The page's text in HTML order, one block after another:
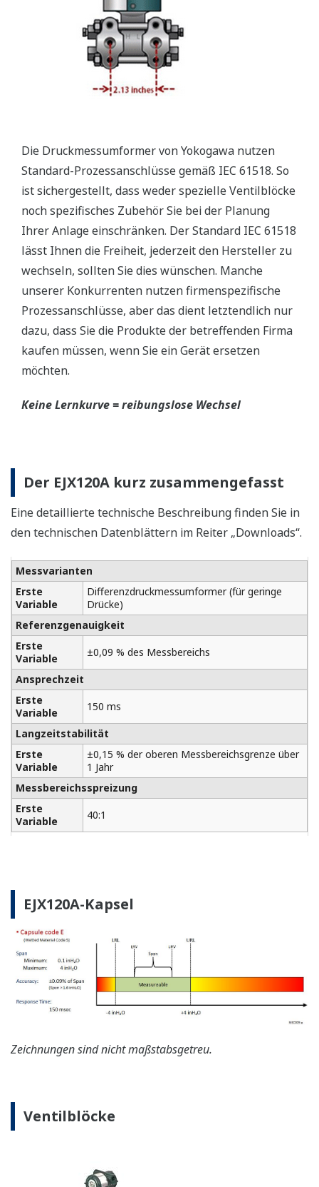
Die Druckmessumformer von Yokogawa nutzen
Standard-Prozessanschlüsse gemäß IEC 61518. So
ist sichergestellt, dass weder spezielle Ventilblöcke
noch spezifisches Zubehör Sie bei der Planung
Ihrer Anlage einschränken. Der Standard IEC 61518
lässt Ihnen die Freiheit, jederzeit den Hersteller zu
wechseln, sollten Sie dies wünschen. Manche
unserer Konkurrenten nutzen firmenspezifische
Prozessanschlüsse, aber das dient letztendlich nur
dazu, dass Sie die Produkte der betreffenden Firma
kaufen müssen, wenn Sie ein Gerät ersetzen
möchten.
Keine Lernkurve = reibungslose Wechsel
Der EJX120A kurz zusammengefasst
Eine detaillierte technische Beschreibung finden Sie in
den technischen Datenblättern im Reiter „Downloads“.
Messvarianten
Erste
Variable
Differenzdruckmessumformer (für geringe
Drücke)
Referenzgenauigkeit
Erste
Variable
±0,09 % des Messbereichs
Ansprechzeit
Erste
Variable
150 ms
Langzeitstabilität
Erste
Variable
±0,15 % der oberen Messbereichsgrenze über
1 Jahr
Messbereichsspreizung
Erste
Variable
40:1
EJX120A-Kapsel
Zeichnungen sind nicht maßstabsgetreu.
Ventilblöcke